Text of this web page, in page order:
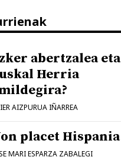
abertzalea eta
Herria
AIZPURUA IÑARREA
placet Hispania
MARI ESPARZA ZABALEGI